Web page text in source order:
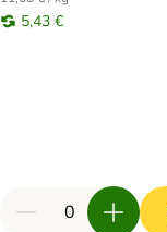
5,43 €